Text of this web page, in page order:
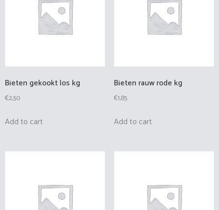
Bieten gekookt los kg
€2,50
Add to cart
Bieten rauw rode kg
€1,85
Add to cart